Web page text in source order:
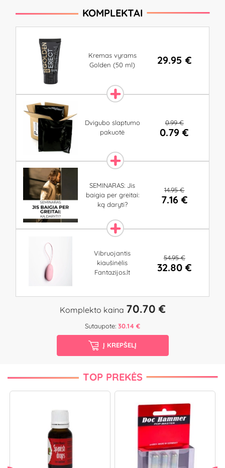
KOMPLEKTAI
Kremas vyrams
Golden (50 ml)
29.95 €
Dvigubo slaptumo
pakuotė
0.99 €
0.79 €
SEMINARAS: Jis
baigia per greitai:
ką daryti?
14.95 €
7.16 €
Vibruojantis
kiaušinėlis
Fantazijos.lt
54.95 €
32.80 €
Komplekto kaina 70.70 €
Sutaupote: 30.14 €
Į KREPŠELĮ
TOP PREKĖS